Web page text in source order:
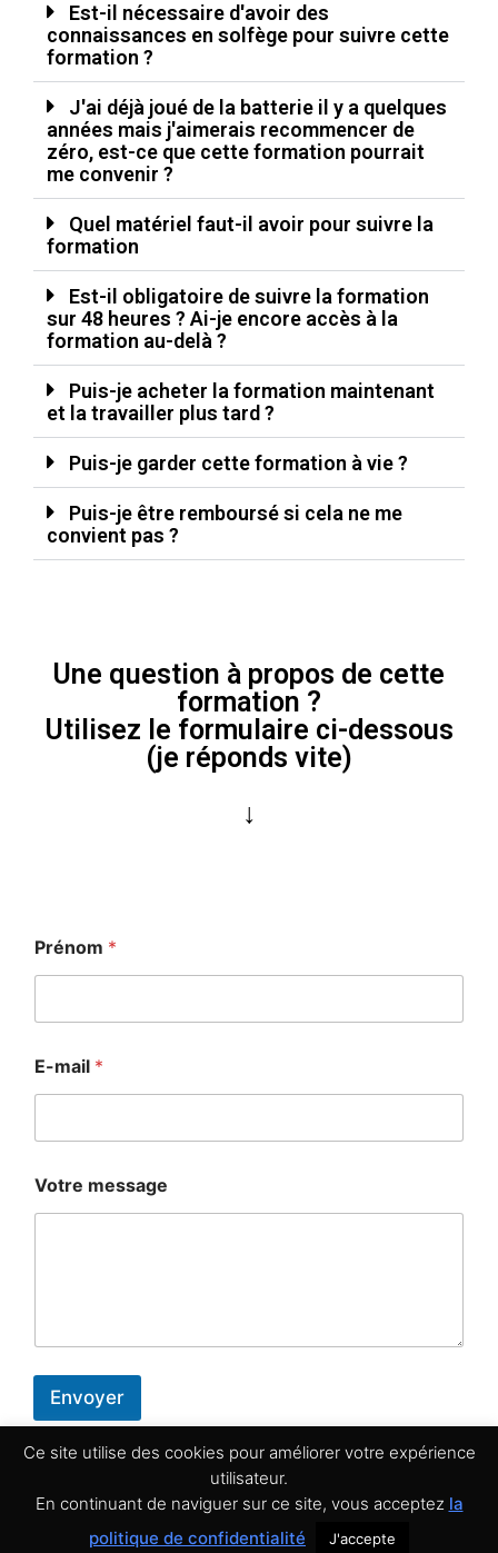
Est-il nécessaire d'avoir des
connaissances en solfège pour suivre cette
formation ?
J'ai déjà joué de la batterie il y a quelques
années mais j'aimerais recommencer de
zéro, est-ce que cette formation pourrait
me convenir ?
Quel matériel faut-il avoir pour suivre la
formation
Est-il obligatoire de suivre la formation
sur 48 heures ? Ai-je encore accès à la
formation au-delà ?
Puis-je acheter la formation maintenant
et la travailler plus tard ?
Puis-je garder cette formation à vie ?
Puis-je être remboursé si cela ne me
convient pas ?
Une question à propos de cette
formation ?
Utilisez le formulaire ci-dessous
(je réponds vite)
↓
Prénom *
E-mail *
Votre message
Envoyer
Politique de confidentialité
Générales de Vente-Politique de confidentialité
Ce site utilise des cookies pour améliorer votre expérience
utilisateur.
En continuant de naviguer sur ce site, vous acceptez la
politique de confidentialité
J'accepte